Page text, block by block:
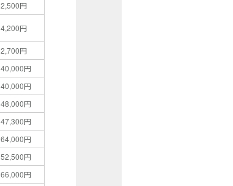
2,500円
4,200円
2,700円
40,000円
40,000円
48,000円
47,300円
64,000円
52,500円
66,000円